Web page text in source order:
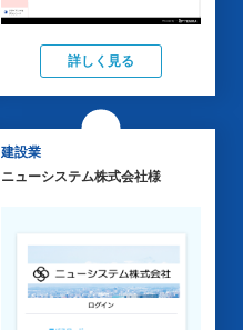
詳しく見る
建設業
ニューシステム株式会社様